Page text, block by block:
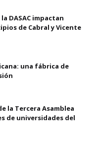
DASAC impactan
de Cabral y Vicente
una fábrica de
la Tercera Asamblea
de universidades del